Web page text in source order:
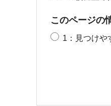
このページの
1：見つけや